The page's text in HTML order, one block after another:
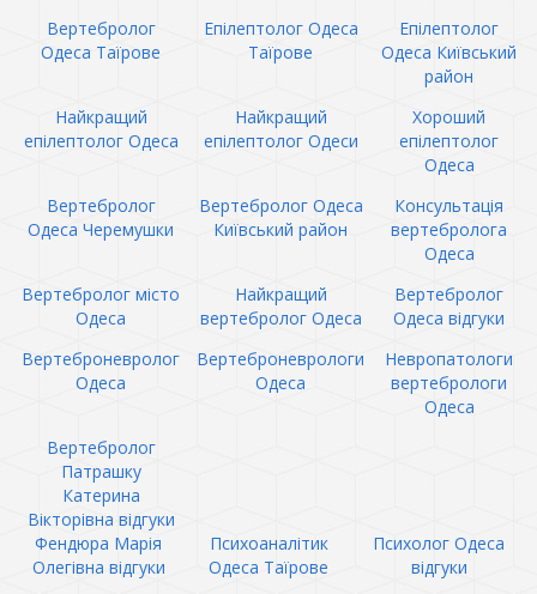
Вертебролог
Одеса Таїрове
Епілептолог Одеса
Таїрове
Епілептолог
Одеса Київський
район
Найкращий
епілептолог Одеса
Найкращий
епілептолог Одеси
Хороший
епілептолог
Одеса
Вертебролог
Одеса Черемушки
Вертебролог Одеса
Київський район
Консультація
вертебролога
Одеса
Вертебролог місто
Одеса
Найкращий
вертебролог Одеса
Вертебролог
Одеса відгуки
Вертеброневролог
Одеса
Вертеброневрологи
Одеса
Невропатологи
вертебрологи
Одеса
Вертебролог
Патрашку
Катерина
Вікторівна відгуки
Фендюра Марія
Олегівна відгуки
Психоаналітик
Одеса Таїрове
Психолог Одеса
відгуки